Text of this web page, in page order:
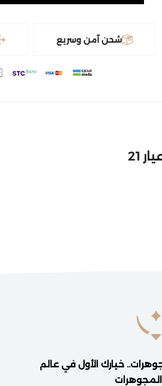
شحن آمن وسريع
21
خيارك الأول في عالم